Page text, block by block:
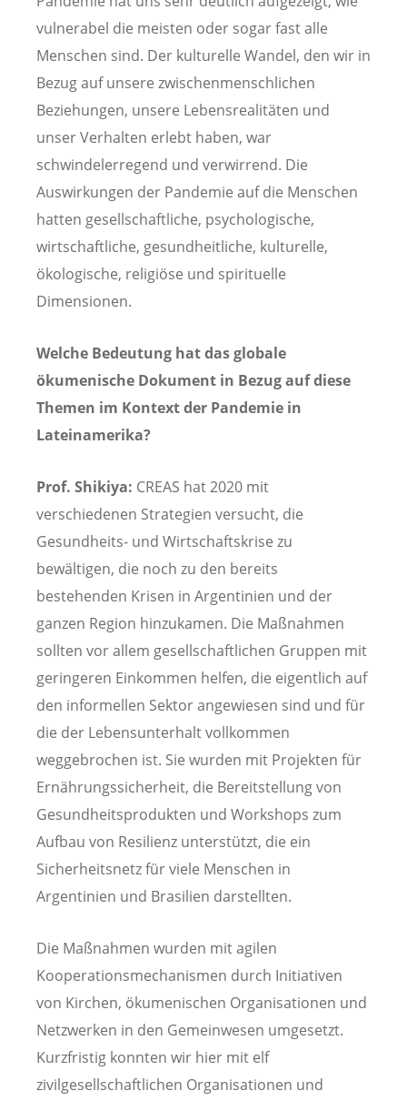
vulnerabel die meisten oder sogar fast alle
Menschen sind. Der kulturelle Wandel, den wir in
Bezug auf unsere zwischenmenschlichen
Beziehungen, unsere Lebensrealitäten und
unser Verhalten erlebt haben, war
schwindelerregend und verwirrend. Die
Auswirkungen der Pandemie auf die Menschen
hatten gesellschaftliche, psychologische,
wirtschaftliche, gesundheitliche, kulturelle,
ökologische, religiöse und spirituelle
Dimensionen.
Welche Bedeutung hat das globale
ökumenische Dokument in Bezug auf diese
Themen im Kontext der Pandemie in
Lateinamerika?
Prof. Shikiya: CREAS hat 2020 mit
verschiedenen Strategien versucht, die
Gesundheits- und Wirtschaftskrise zu
bewältigen, die noch zu den bereits
bestehenden Krisen in Argentinien und der
ganzen Region hinzukamen. Die Maßnahmen
sollten vor allem gesellschaftlichen Gruppen mit
geringeren Einkommen helfen, die eigentlich auf
den informellen Sektor angewiesen sind und für
die der Lebensunterhalt vollkommen
weggebrochen ist. Sie wurden mit Projekten für
Ernährungssicherheit, die Bereitstellung von
Gesundheitsprodukten und Workshops zum
Aufbau von Resilienz unterstützt, die ein
Sicherheitsnetz für viele Menschen in
Argentinien und Brasilien darstellten.
Die Maßnahmen wurden mit agilen
Kooperationsmechanismen durch Initiativen
von Kirchen, ökumenischen Organisationen und
Netzwerken in den Gemeinwesen umgesetzt.
Kurzfristig konnten wir hier mit elf
zivilgesellschaftlichen Organisationen und